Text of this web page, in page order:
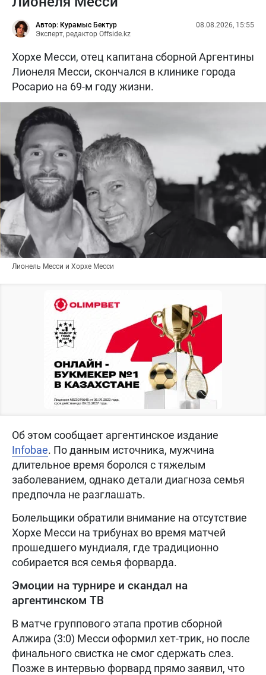
Автор: Курамыс Бектур
Эксперт, редактор Offside.kz
08.08.2026, 15:55
Хорхе Месси, отец капитана сборной Аргентины
Лионеля Месси, скончался в клинике города
Росарио на 69-м году жизни.
Лионель Месси и Хорхе Месси
Об этом сообщает аргентинское издание
Infobae. По данным источника, мужчина
длительное время боролся с тяжелым
заболеванием, однако детали диагноза семья
предпочла не разглашать.
Болельщики обратили внимание на отсутствие
Хорхе Месси на трибунах во время матчей
прошедшего мундиаля, где традиционно
собирается вся семья форварда.
Эмоции на турнире и скандал на
аргентинском ТВ
В матче группового этапа против сборной
Алжира (3:0) Месси оформил хет-трик, но после
финального свистка не смог сдержать слез.
Позже в интервью форвард прямо заявил, что